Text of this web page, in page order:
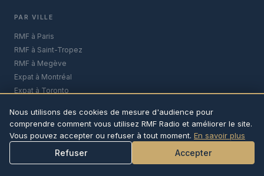
PAR VILLE
RMF à Paris
RMF à Saint-Tropez
RMF à Megève
Expat à Montréal
Expat à Toronto
© 2026 RMF Radio · La French Connexion · Tous droits réservés
contact@rmf-radio.comMentions légalesConfidentialité
Nous utilisons des cookies de mesure d'audience pour
comprendre comment vous utilisez RMF Radio et améliorer le site.
Vous pouvez accepter ou refuser à tout moment. En savoir plus
Refuser Accepter